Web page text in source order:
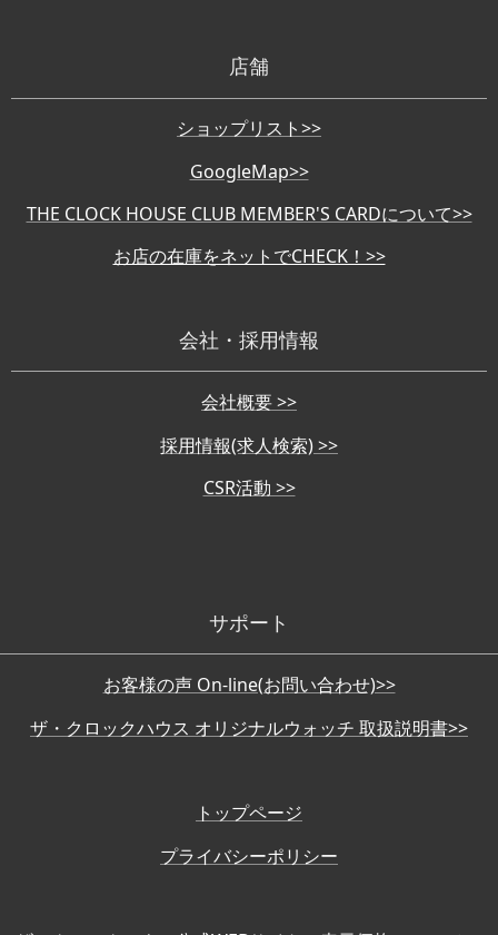
店舗
ショップリスト>>
GoogleMap>>
THE CLOCK HOUSE CLUB MEMBER'S CARDについて>>
お店の在庫をネットでCHECK！>>
会社・採用情報
会社概要 >>
採用情報(求人検索) >>
CSR活動 >>
サポート
お客様の声 On-line(お問い合わせ)>>
ザ・クロックハウス オリジナルウォッチ 取扱説明書>>
トップページ
プライバシーポリシー